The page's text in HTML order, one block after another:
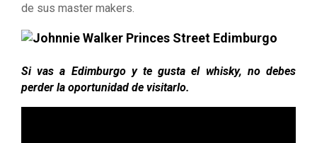
de sus master makers.
Si vas a Edimburgo y te gusta el whisky, no debes
perder la oportunidad de visitarlo.